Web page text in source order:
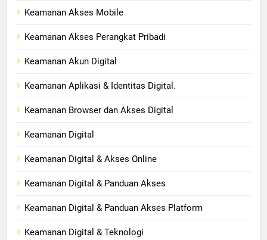
Keamanan Akses Mobile
Keamanan Akses Perangkat Pribadi
Keamanan Akun Digital
Keamanan Aplikasi & Identitas Digital.
Keamanan Browser dan Akses Digital
Keamanan Digital
Keamanan Digital & Akses Online
Keamanan Digital & Panduan Akses
Keamanan Digital & Panduan Akses Platform
Keamanan Digital & Teknologi